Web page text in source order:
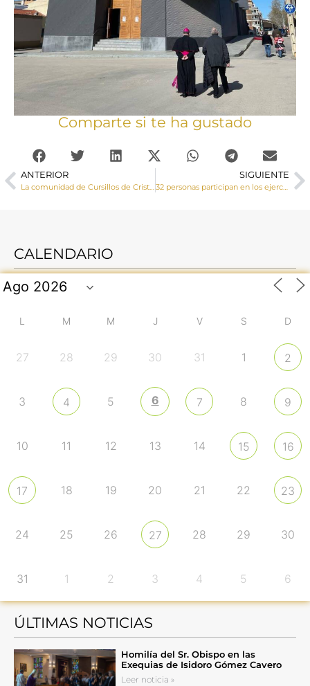
Comparte si te ha gustado
ANTERIOR
La comunidad de Cursillos de Cristiandad peregrina al Convento de San Miguel de las Victorias para ganar el Jubileo
SIGUIENTE
32 personas participan en los ejercicios de Silencio organizados por la Delegación de Apostolado Seglar
CALENDARIO
L M M J V S D
27 28 29 30 31 1 2
3 4 5 6 7 8 9
10 11 12 13 14 15 16
17 18 19 20 21 22 23
24 25 26 27 28 29 30
31 1 2 3 4 5 6
ÚLTIMAS NOTICIAS
Homilía del Sr. Obispo en las
Exequias de Isidoro Gómez Cavero
Leer noticia »